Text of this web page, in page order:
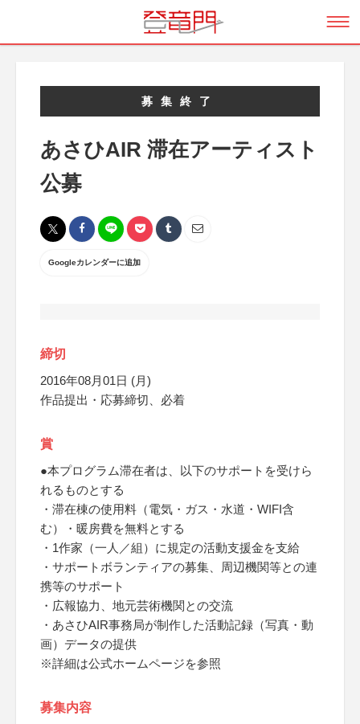
募集終了
あさひAIR 滞在アーティスト
公募
Googleカレンダーに追加
締切
2016年08月01日 (月)
作品提出・応募締切、必着
賞
●本プログラム滞在者は、以下のサポートを受けら
れるものとする
・滞在棟の使用料（電気・ガス・水道・WIFI含
む）・暖房費を無料とする
・1作家（一人／組）に規定の活動支援金を支給
・サポートボランティアの募集、周辺機関等との連
携等のサポート
・広報協力、地元芸術機関との交流
・あさひAIR事務局が制作した活動記録（写真・動
画）データの提供
※詳細は公式ホームページを参照
募集内容